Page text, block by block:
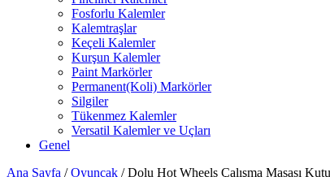
Fosforlu Kalemler
Kalemtraşlar
Keçeli Kalemler
Kurşun Kalemler
Paint Markörler
Permanent(Koli) Markörler
Silgiler
Tükenmez Kalemler
Versatil Kalemler ve Uçları
Genel
Ana Sayfa / Oyuncak / Dolu Hot Wheels Çalışma Masası